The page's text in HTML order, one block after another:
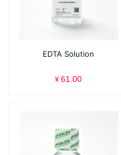
EDTA Solution
¥ 61.00